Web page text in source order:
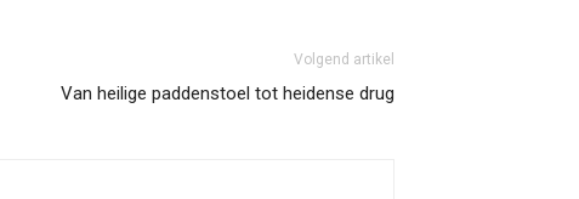
Volgend artikel
Van heilige paddenstoel tot heidense drug